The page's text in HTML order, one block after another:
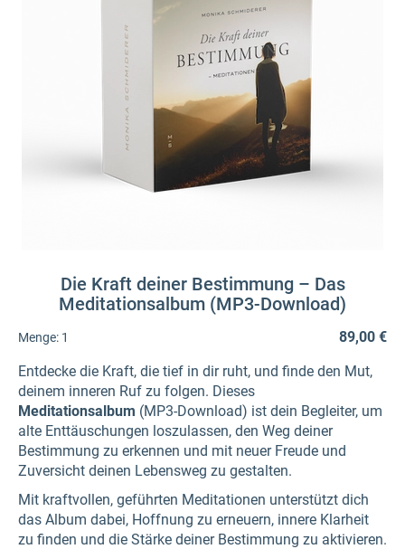
Die Kraft deiner Bestimmung – Das
Meditationsalbum (MP3-Download)
Menge: 1
89,00 €
Entdecke die Kraft, die tief in dir ruht, und finde den Mut,
deinem inneren Ruf zu folgen. Dieses
Meditationsalbum (MP3-Download) ist dein Begleiter, um
alte Enttäuschungen loszulassen, den Weg deiner
Bestimmung zu erkennen und mit neuer Freude und
Zuversicht deinen Lebensweg zu gestalten.
Mit kraftvollen, geführten Meditationen unterstützt dich
das Album dabei, Hoffnung zu erneuern, innere Klarheit
zu finden und die Stärke deiner Bestimmung zu aktivieren.